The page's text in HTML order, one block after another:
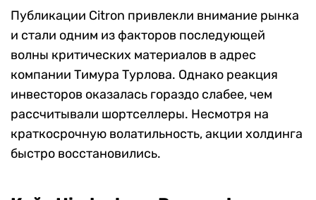
Публикации Citron привлекли внимание рынка
и стали одним из факторов последующей
волны критических материалов в адрес
компании Тимура Турлова. Однако реакция
инвесторов оказалась гораздо слабее, чем
рассчитывали шортселлеры. Несмотря на
краткосрочную волатильность, акции холдинга
быстро восстановились.